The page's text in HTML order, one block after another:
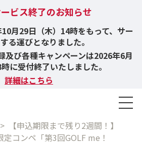
ービス終了のお知らせ
月29日（木）14時をもって、サー
る運びとなりました。
及び各種キャンペーンは2026年6月
に受付終了いたしました。
詳細はこちら
>
【申込期限まで残り2週間！】
コンペ「第3回GOLF me！